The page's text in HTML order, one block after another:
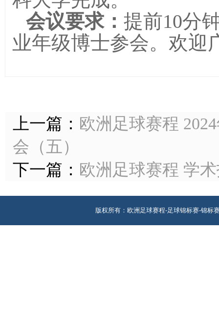
会议要求： 提前10分
业年级博士参会。欢迎
上一篇： 欧洲足球赛程
会（五）
下一篇： 欧洲足球赛程 学
版权所有：欧洲足球赛程-足球锦标赛-锦